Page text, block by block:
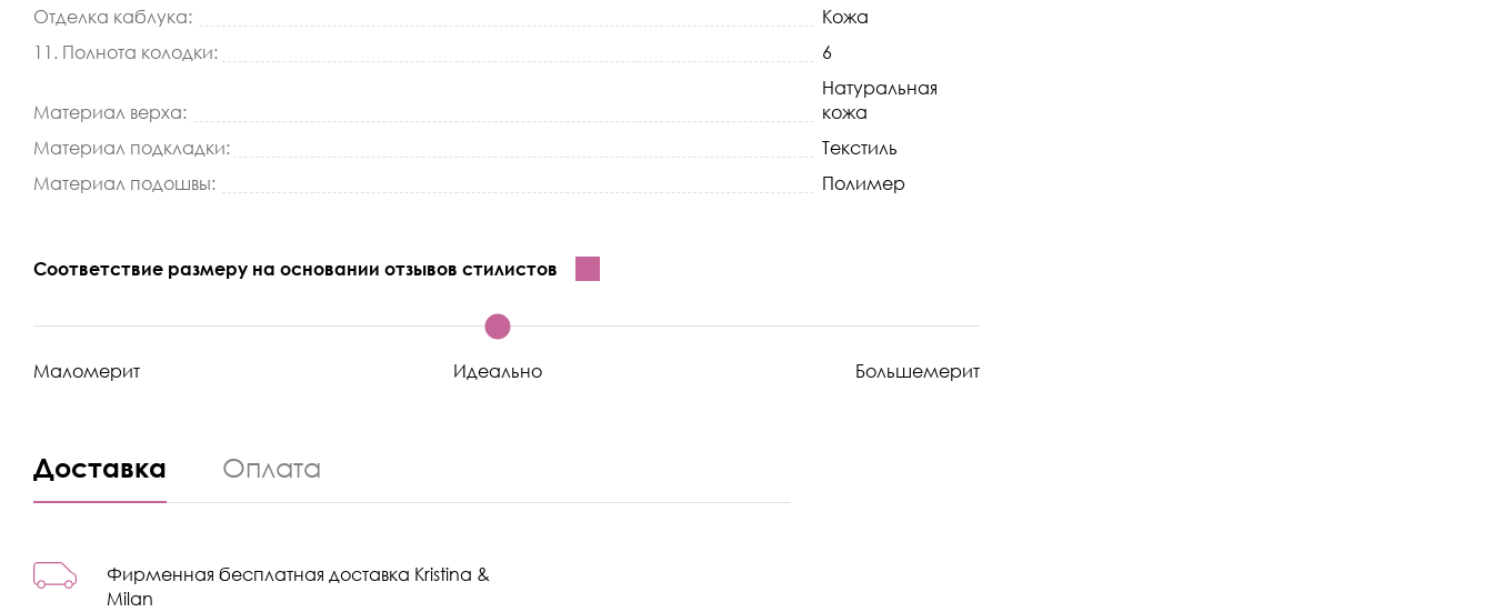
Отделка каблука:
Кожа
11. Полнота колодки:
6
Материал верха:
Натуральная
кожа
Материал подкладки:
Текстиль
Материал подошвы:
Полимер
Соответствие размеру на основании отзывов стилистов
Маломерит Идеально Большемерит
Доставка Оплата
Фирменная бесплатная доставка Kristina &
Milan